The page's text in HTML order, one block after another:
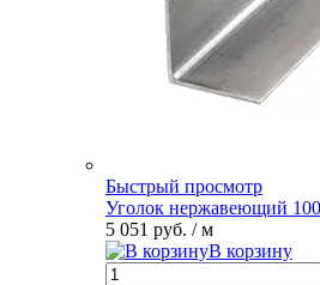
Быстрый просмотр
Уголок нержавеющий
5 051 руб. / м
В корзину